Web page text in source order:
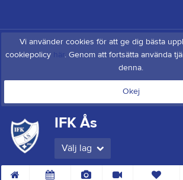
Vi använder cookies för att ge dig bästa
cookiepolicy här. Genom att fortsätta använda
denna.
Okej
IFK Ås
Välj lag